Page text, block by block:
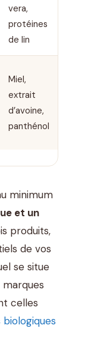
vera,
protéines
de lin
Miel,
extrait
d’avoine,
panthénol
minimum
et un
produits,
de vos
se situe
celles